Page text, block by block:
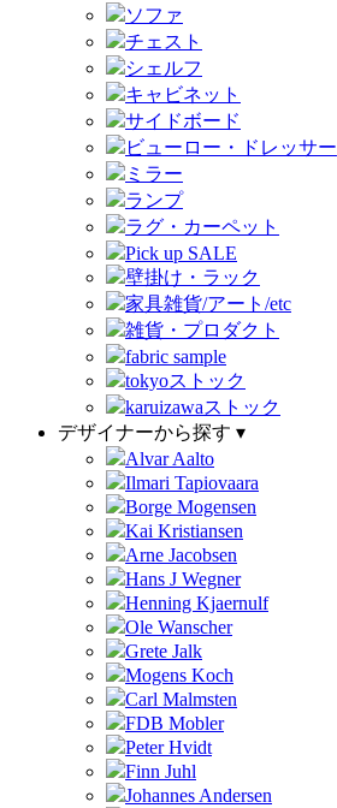
ソファ
チェスト
シェルフ
キャビネット
サイドボード
ビューロー・ドレッサー
ミラー
ランプ
ラグ・カーペット
Pick up SALE
壁掛け・ラック
家具雑貨/アート/etc
雑貨・プロダクト
fabric sample
tokyoストック
karuizawaストック
デザイナーから探す ▾
Alvar Aalto
Ilmari Tapiovaara
Borge Mogensen
Kai Kristiansen
Arne Jacobsen
Hans J Wegner
Henning Kjaernulf
Ole Wanscher
Grete Jalk
Mogens Koch
Carl Malmsten
FDB Mobler
Peter Hvidt
Finn Juhl
Johannes Andersen